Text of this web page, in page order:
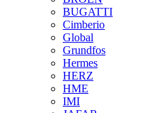
BUGATTI
Cimberio
Global
Grundfos
Hermes
HERZ
HME
IMI